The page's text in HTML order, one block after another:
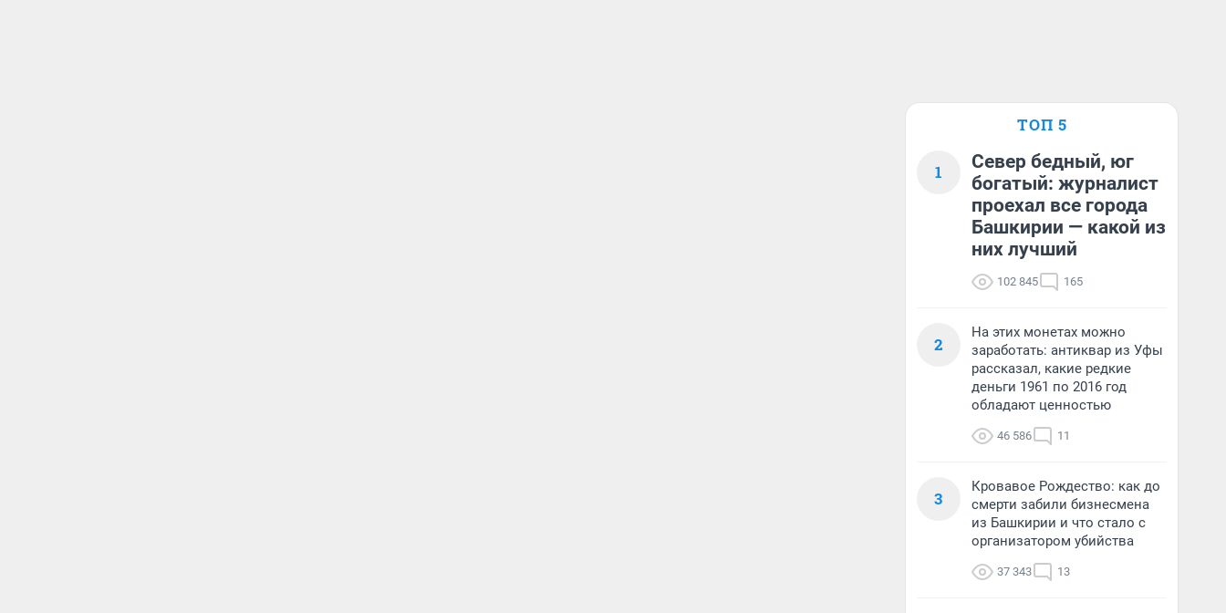
ТОП 5
1
Север бедный, юг
богатый: журналист
проехал все города
Башкирии — какой из
них лучший
102 845 165
2
На этих монетах можно
заработать: антиквар из Уфы
рассказал, какие редкие
деньги 1961 по 2016 год
обладают ценностью
46 586 11
3
Кровавое Рождество: как до
смерти забили бизнесмена
из Башкирии и что стало с
организатором убийства
37 343 13